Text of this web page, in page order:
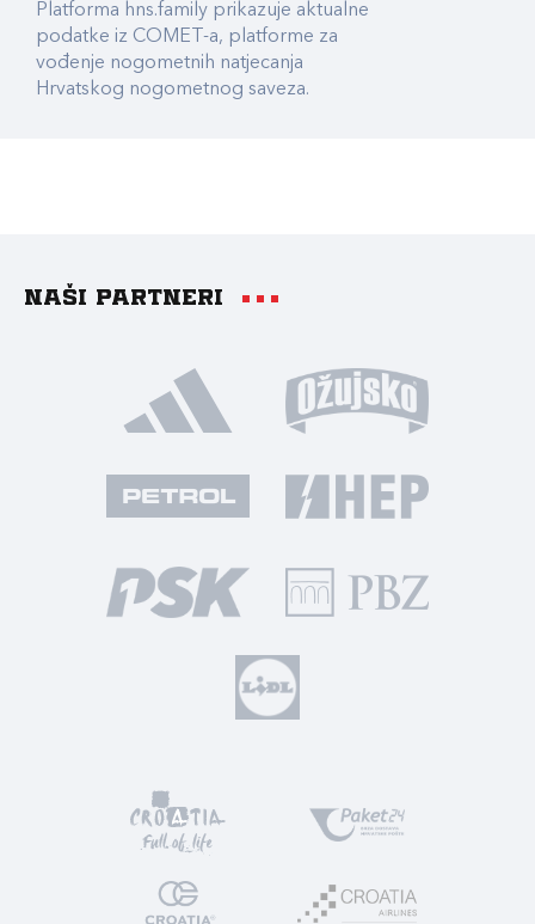
Platforma hns.family prikazuje aktualne
podatke iz COMET-a, platforme za
vođenje nogometnih natjecanja
Hrvatskog nogometnog saveza.
Naši partneri